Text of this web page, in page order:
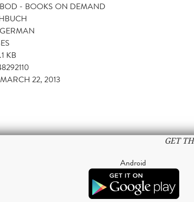
BOD - BOOKS ON DEMAND
GERMAN
KB
MARCH 22, 2013
GET
Android